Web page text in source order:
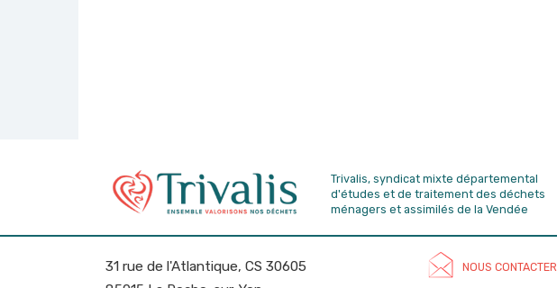
Trivalis, syndicat mixte départemental
d'études et de traitement des déchets
ménagers et assimilés de la Vendée
31 rue de l'Atlantique, CS 30605
NOUS CONTACTER